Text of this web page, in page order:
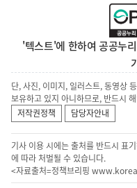
'텍스트'에 한하여 공공누
단, 사진, 이미지, 일러스트, 동영상
보유하고 있지 아니하므로, 반드시
저작권정책
담당자안내
기사 이용 시에는 출처를 반드시 표
에 따라 처벌될 수 있습니다.
<자료출처=정책브리핑